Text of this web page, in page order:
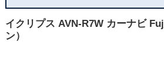
イクリプス AVN-R7W カーナビ
ン）